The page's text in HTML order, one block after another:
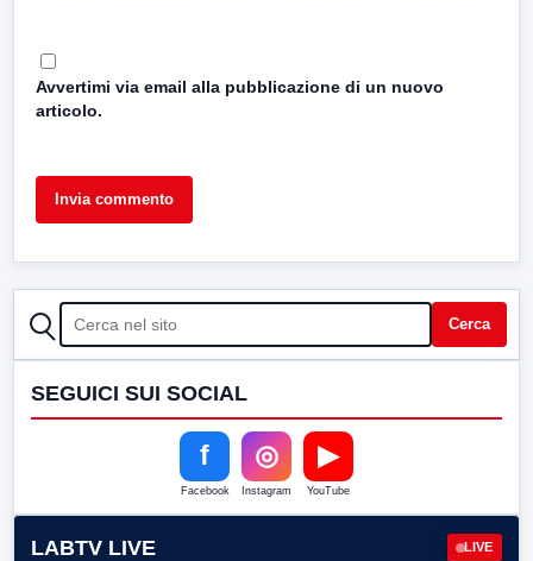
Avvertimi via email alla pubblicazione di un nuovo
articolo.
CERCA Cerca
SEGUICI SUI SOCIAL
f
Facebook
◎
Instagram
▶
YouTube
LABTV LIVE LIVE